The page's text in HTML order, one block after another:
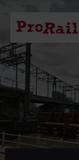
Navigatie
Homepage
ProRail